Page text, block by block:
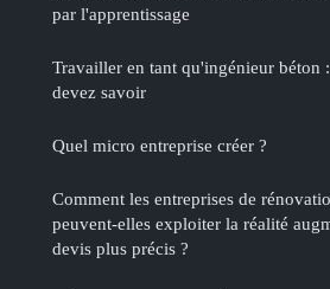
par l'apprentissage
Travailler en tant qu'ingénieur béton
devez savoir
Quel micro entreprise créer ?
Comment les entreprises de
peuvent-elles exploiter la réalité
devis plus précis ?